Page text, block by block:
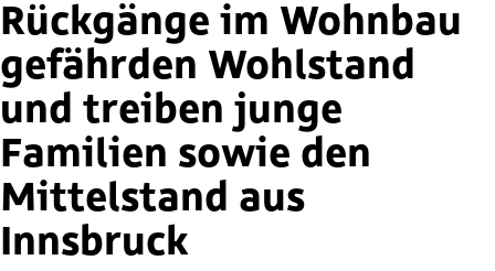
Rückgänge im Wohnbau
gefährden Wohlstand
und treiben junge
Familien sowie den
Mittelstand aus
Innsbruck